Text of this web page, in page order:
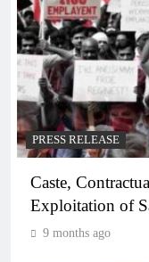
PRESS RELEASE
Caste,
Exploitation of
9 months ago